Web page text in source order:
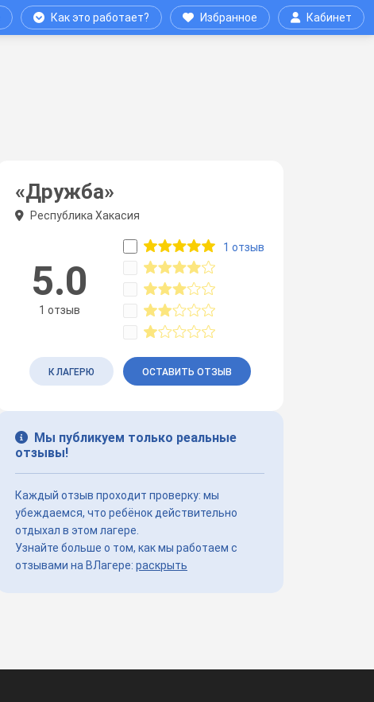
Как это работает? Избранное Кабинет
«Дружба»
Республика Хакасия
5.0
1 отзыв
1 отзыв
К ЛАГЕРЮ ОСТАВИТЬ ОТЗЫВ
Мы публикуем только реальные
отзывы!
Каждый отзыв проходит проверку: мы
убеждаемся, что ребёнок действительно
отдыхал в этом лагере.
Узнайте больше о том, как мы работаем с
отзывами на ВЛагере: раскрыть